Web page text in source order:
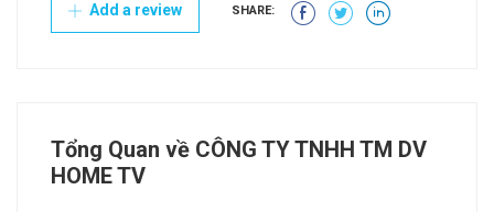
Add a review SHARE:
Tổng Quan về CÔNG TY TNHH TM DV
HOME TV